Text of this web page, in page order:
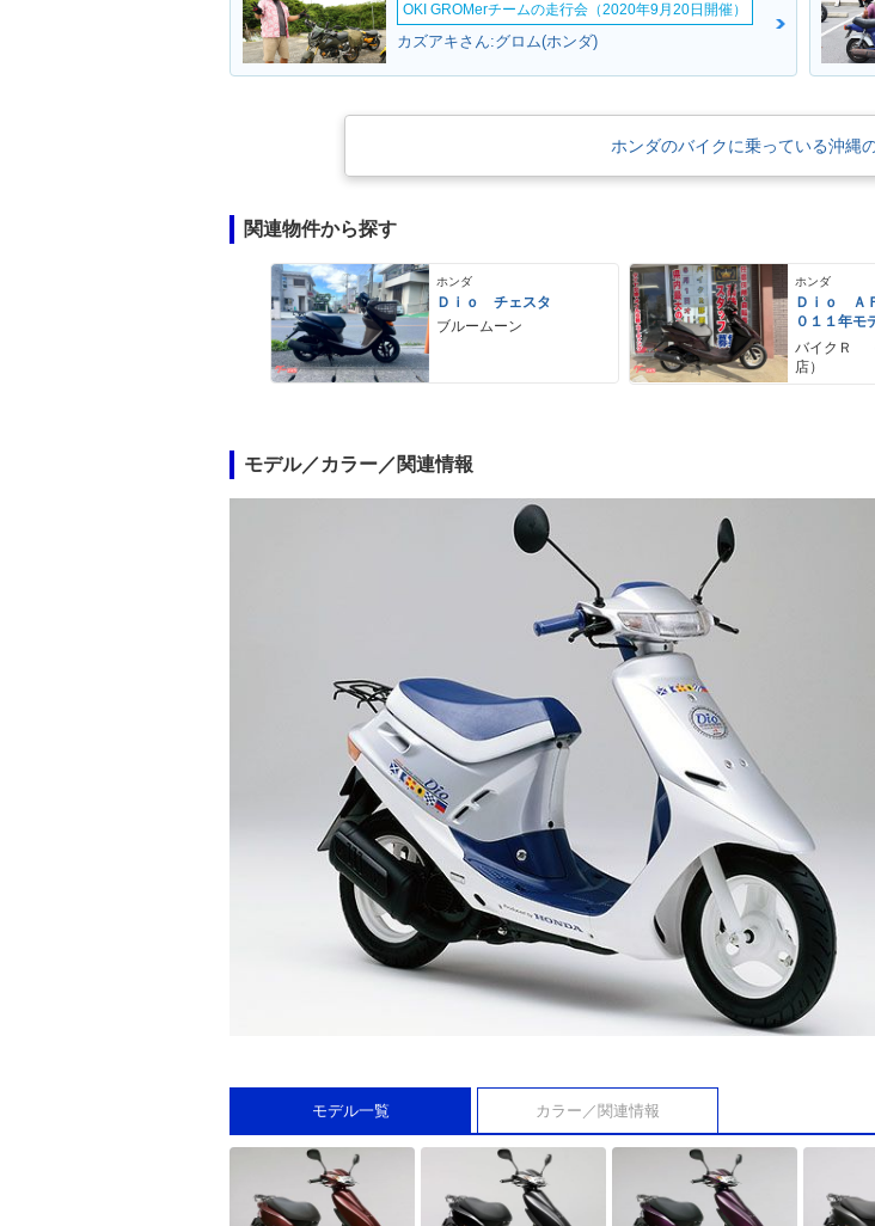
OKI GROMerチームの走行会（2020年9月20日開催）
カズアキさん:グロム(ホンダ)
ホンダのバイクに乗っている沖縄
関連物件から探す
ホンダ
Ｄｉｏ チェスタ
ブルームーン
ホンダ
Ｄｉｏ Ａ
０１１年
ェクショ
ア
バイクＲ
店）
モデル／カラー／関連情報
モデル一覧 カラー／関連情報